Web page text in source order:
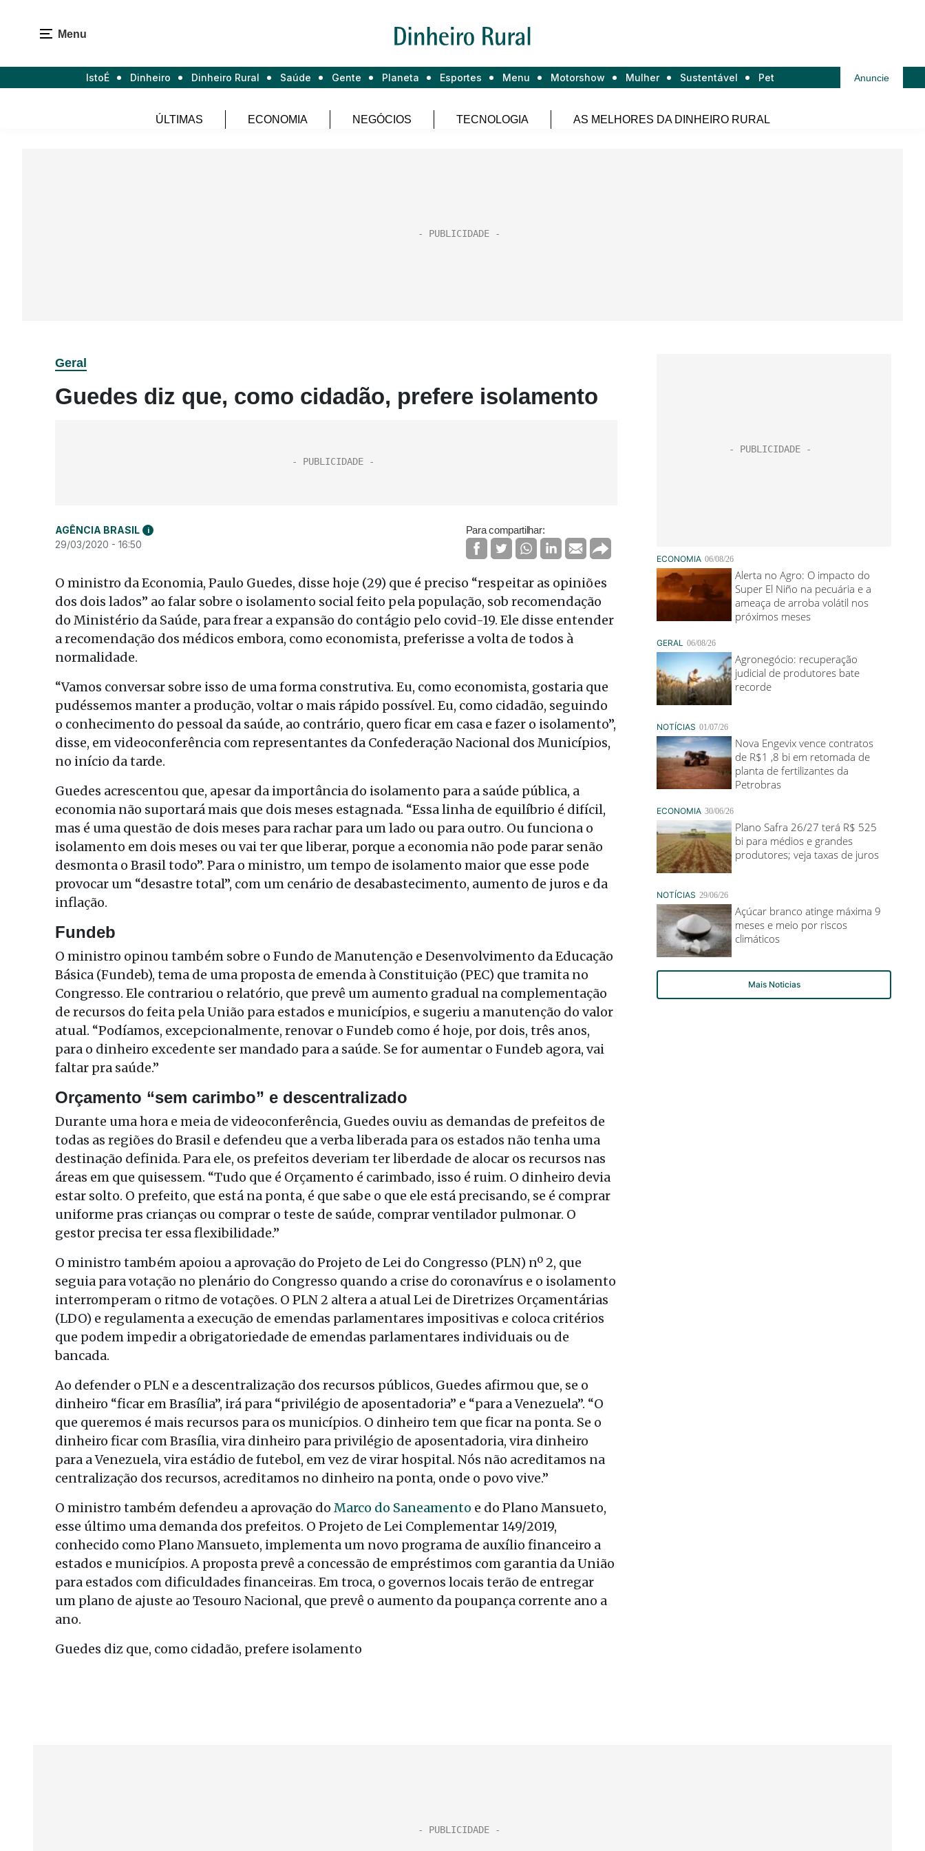
Menu
IstoÉ Dinheiro Dinheiro Rural Saúde Gente Planeta Esportes Menu Motorshow Mulher Sustentável Pet Anuncie
ÚLTIMAS ECONOMIA NEGÓCIOS TECNOLOGIA AS MELHORES DA DINHEIRO RURAL
Geral
Guedes diz que, como cidadão, prefere isolamento
AGÊNCIA BRASIL i
29/03/2020 - 16:50
Para compartilhar:
O ministro da Economia, Paulo Guedes, disse hoje (29) que é preciso “respeitar as opiniões
dos dois lados” ao falar sobre o isolamento social feito pela população, sob recomendação
do Ministério da Saúde, para frear a expansão do contágio pelo covid-19. Ele disse entender
a recomendação dos médicos embora, como economista, preferisse a volta de todos à
normalidade.
“Vamos conversar sobre isso de uma forma construtiva. Eu, como economista, gostaria que
pudéssemos manter a produção, voltar o mais rápido possível. Eu, como cidadão, seguindo
o conhecimento do pessoal da saúde, ao contrário, quero ficar em casa e fazer o isolamento”,
disse, em videoconferência com representantes da Confederação Nacional dos Municípios,
no início da tarde.
Guedes acrescentou que, apesar da importância do isolamento para a saúde pública, a
economia não suportará mais que dois meses estagnada. “Essa linha de equilíbrio é difícil,
mas é uma questão de dois meses para rachar para um lado ou para outro. Ou funciona o
isolamento em dois meses ou vai ter que liberar, porque a economia não pode parar senão
desmonta o Brasil todo”. Para o ministro, um tempo de isolamento maior que esse pode
provocar um “desastre total”, com um cenário de desabastecimento, aumento de juros e da
inflação.
Fundeb
O ministro opinou também sobre o Fundo de Manutenção e Desenvolvimento da Educação
Básica (Fundeb), tema de uma proposta de emenda à Constituição (PEC) que tramita no
Congresso. Ele contrariou o relatório, que prevê um aumento gradual na complementação
de recursos do feita pela União para estados e municípios, e sugeriu a manutenção do valor
atual. “Podíamos, excepcionalmente, renovar o Fundeb como é hoje, por dois, três anos,
para o dinheiro excedente ser mandado para a saúde. Se for aumentar o Fundeb agora, vai
faltar pra saúde.”
Orçamento “sem carimbo” e descentralizado
Durante uma hora e meia de videoconferência, Guedes ouviu as demandas de prefeitos de
todas as regiões do Brasil e defendeu que a verba liberada para os estados não tenha uma
destinação definida. Para ele, os prefeitos deveriam ter liberdade de alocar os recursos nas
áreas em que quisessem. “Tudo que é Orçamento é carimbado, isso é ruim. O dinheiro devia
estar solto. O prefeito, que está na ponta, é que sabe o que ele está precisando, se é comprar
uniforme pras crianças ou comprar o teste de saúde, comprar ventilador pulmonar. O
gestor precisa ter essa flexibilidade.”
O ministro também apoiou a aprovação do Projeto de Lei do Congresso (PLN) nº 2, que
seguia para votação no plenário do Congresso quando a crise do coronavírus e o isolamento
interromperam o ritmo de votações. O PLN 2 altera a atual Lei de Diretrizes Orçamentárias
(LDO) e regulamenta a execução de emendas parlamentares impositivas e coloca critérios
que podem impedir a obrigatoriedade de emendas parlamentares individuais ou de
bancada.
Ao defender o PLN e a descentralização dos recursos públicos, Guedes afirmou que, se o
dinheiro “ficar em Brasília”, irá para “privilégio de aposentadoria” e “para a Venezuela”. “O
que queremos é mais recursos para os municípios. O dinheiro tem que ficar na ponta. Se o
dinheiro ficar com Brasília, vira dinheiro para privilégio de aposentadoria, vira dinheiro
para a Venezuela, vira estádio de futebol, em vez de virar hospital. Nós não acreditamos na
centralização dos recursos, acreditamos no dinheiro na ponta, onde o povo vive.”
O ministro também defendeu a aprovação do Marco do Saneamento e do Plano Mansueto,
esse último uma demanda dos prefeitos. O Projeto de Lei Complementar 149/2019,
conhecido como Plano Mansueto, implementa um novo programa de auxílio financeiro a
estados e municípios. A proposta prevê a concessão de empréstimos com garantia da União
para estados com dificuldades financeiras. Em troca, o governos locais terão de entregar
um plano de ajuste ao Tesouro Nacional, que prevê o aumento da poupança corrente ano a
ano.
Guedes diz que, como cidadão, prefere isolamento